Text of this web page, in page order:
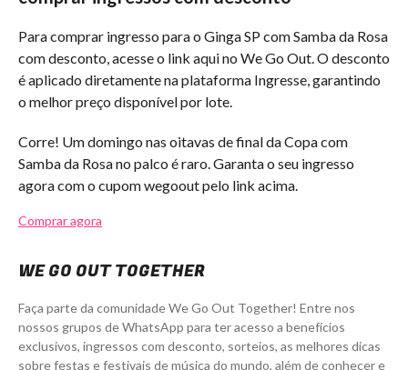
Para comprar ingresso para o Ginga SP com Samba da Rosa
com desconto, acesse o link aqui no We Go Out. O desconto
é aplicado diretamente na plataforma Ingresse, garantindo
o melhor preço disponível por lote.
Corre! Um domingo nas oitavas de final da Copa com
Samba da Rosa no palco é raro. Garanta o seu ingresso
agora com o cupom wegoout pelo link acima.
Comprar agora
WE GO OUT TOGETHER
Faça parte da comunidade We Go Out Together! Entre nos
nossos grupos de WhatsApp para ter acesso a benefícios
exclusivos, ingressos com desconto, sorteios, as melhores dicas
sobre festas e festivais de música do mundo, além de conhecer e